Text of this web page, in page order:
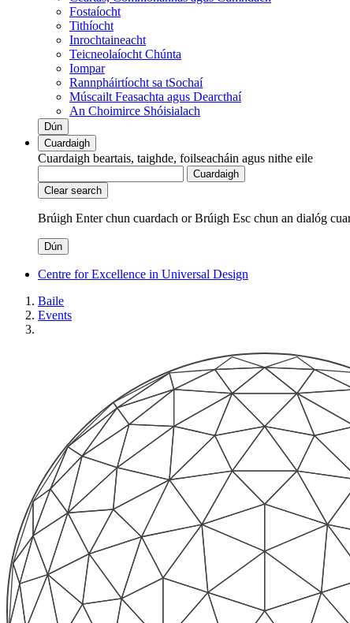
Fostaíocht
Tithíocht
Inrochtaineacht
Teicneolaíocht Chúnta
Iompar
Rannpháirtíocht sa tSochaí
Múscailt Feasachta agus Dearcthaí
An Choimirce Shóisialach
Dún
Cuardaigh
Cuardaigh beartais, taighde, foilseacháin agus nithe eile
Cuardaigh
Clear search
Brúigh Enter chun cuardach orBrúigh Esc chun an dialóg
Dún
Centre for Excellence in Universal Design
Baile
Events